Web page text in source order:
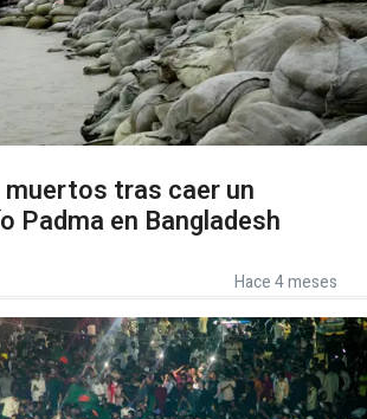
tras caer un
Padma en Bangladesh
Hace 4 meses